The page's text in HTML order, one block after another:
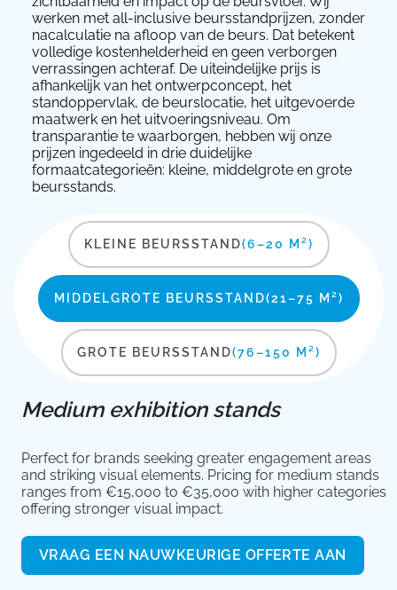
werken met all-inclusive beursstandprijzen, zonder
nacalculatie na afloop van de beurs. Dat betekent
volledige kostenhelderheid en geen verborgen
verrassingen achteraf. De uiteindelijke prijs is
afhankelijk van het ontwerpconcept, het
standoppervlak, de beurslocatie, het uitgevoerde
maatwerk en het uitvoeringsniveau. Om
transparantie te waarborgen, hebben wij onze
prijzen ingedeeld in drie duidelijke
formaatcategorieën: kleine, middelgrote en grote
beursstands.
KLEINE BEURSSTAND(6–20 M²)
MIDDELGROTE BEURSSTAND(21–75 M²)
GROTE BEURSSTAND(76–150 M²)
Medium exhibition stands
Perfect for brands seeking greater engagement areas
and striking visual elements. Pricing for medium stands
ranges from €15,000 to €35,000 with higher categories
offering stronger visual impact.
VRAAG EEN NAUWKEURIGE OFFERTE AAN